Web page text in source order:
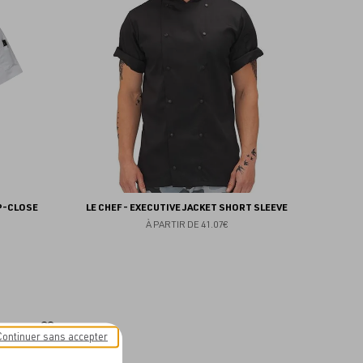
CLOSE
LE CHEF - EXECUTIVE JACKET SHORT SLEEVE
À PARTIR DE 41.07€
Ajouter
aux
sans accepter